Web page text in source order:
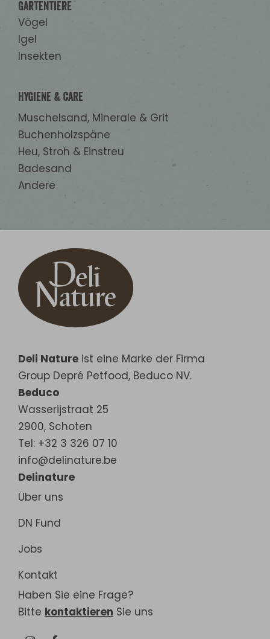
Gartentiere
Vögel
Igel
Insekten
Hygiene & Care
Muschelsand, Minerale & Grit
Buchenholzspäne
Heu, Stroh & Einstreu
Badesand
Andere
Deli Nature ist eine Marke der Firma
Group Depré Petfood, Beduco NV.
Beduco
Wasserijstraat 25
2900, Schoten
Tel: +32 3 326 07 10
info@delinature.be
Delinature
Über uns
DN Fund
Jobs
Kontakt
Haben Sie eine Frage?
Bitte kontaktieren Sie uns